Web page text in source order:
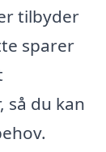
tilbyder
sparer
så du kan